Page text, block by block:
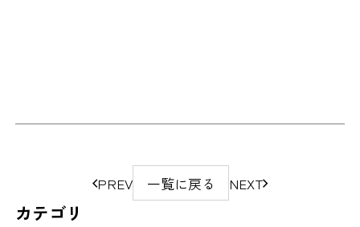
ジ
PREV 一覧に戻る NEXT
カテゴリ